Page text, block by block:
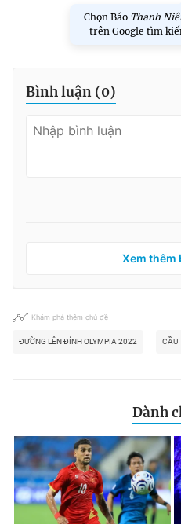
Chọn Báo Thanh
trên Google tìm
Bình luận (0)
Xem thêm
Khám phá thêm chủ đề
ĐƯỜNG LÊN ĐỈNH OLYMPIA 2022 CẦU